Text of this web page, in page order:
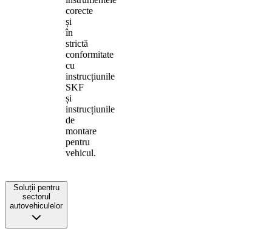
corecte
și
în
strictă
conformitate
cu
instrucțiunile
SKF
și
instrucțiunile
de
montare
pentru
vehicul.
Soluții pentru
sectorul
autovehiculelor